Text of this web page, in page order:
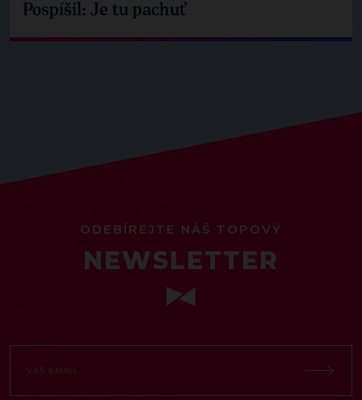
Pospíšil: Je tu pachuť
ODEBÍREJTE NÁŠ TOPOVÝ
NEWSLETTER